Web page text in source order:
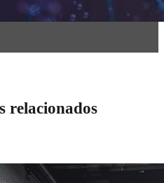
relacionados